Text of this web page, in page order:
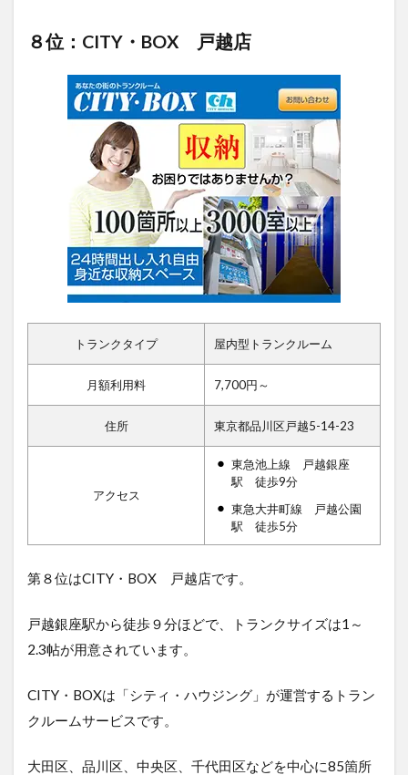
８位：CITY・BOX 戸越店
トランクタイプ 屋内型トランクルーム
月額利用料 7,700円～
住所 東京都品川区戸越5-14-23
アクセス
東急池上線 戸越銀座
駅 徒歩9分
東急大井町線 戸越公園
駅 徒歩5分
第８位はCITY・BOX 戸越店です。
戸越銀座駅から徒歩９分ほどで、トランクサイズは1～
2.3帖が用意されています。
CITY・BOXは「シティ・ハウジング」が運営するトラン
クルームサービスです。
大田区、品川区、中央区、千代田区などを中心に85箇所